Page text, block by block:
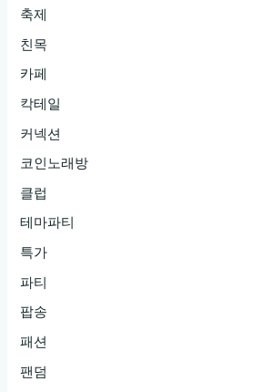
축제
친목
카페
칵테일
커넥션
코인노래방
클럽
테마파티
특가
파티
팝송
패션
팬덤